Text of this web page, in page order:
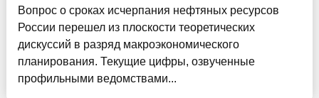
Вопрос о сроках исчерпания нефтяных ресурсов
России перешел из плоскости теоретических
дискуссий в разряд макроэкономического
планирования. Текущие цифры, озвученные
профильными ведомствами...